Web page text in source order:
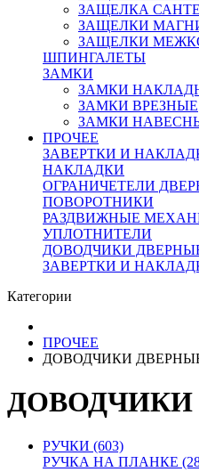
ЗАЩЕЛКА
ЗАЩЕЛКИ
ЗАЩЕЛКИ
ШПИНГАЛЕТЫ
ЗАМКИ
ЗАМКИ
ЗАМКИ ВРЕЗНЫЕ
ЗАМКИ
ПРОЧЕЕ
ЗАВЕРТКИ И
НАКЛАДКИ
ОГРАНИЧЕТЕЛИ
ПОВОРОТНИКИ
РАЗДВИЖНЫЕ
УПЛОТНИТЕЛИ
ДОВОДЧИКИ
ЗАВЕРТКИ И
Категории
ПРОЧЕЕ
ДОВОДЧИКИ
РУЧКИ (603)
РУЧКА НА ПЛАНКЕ